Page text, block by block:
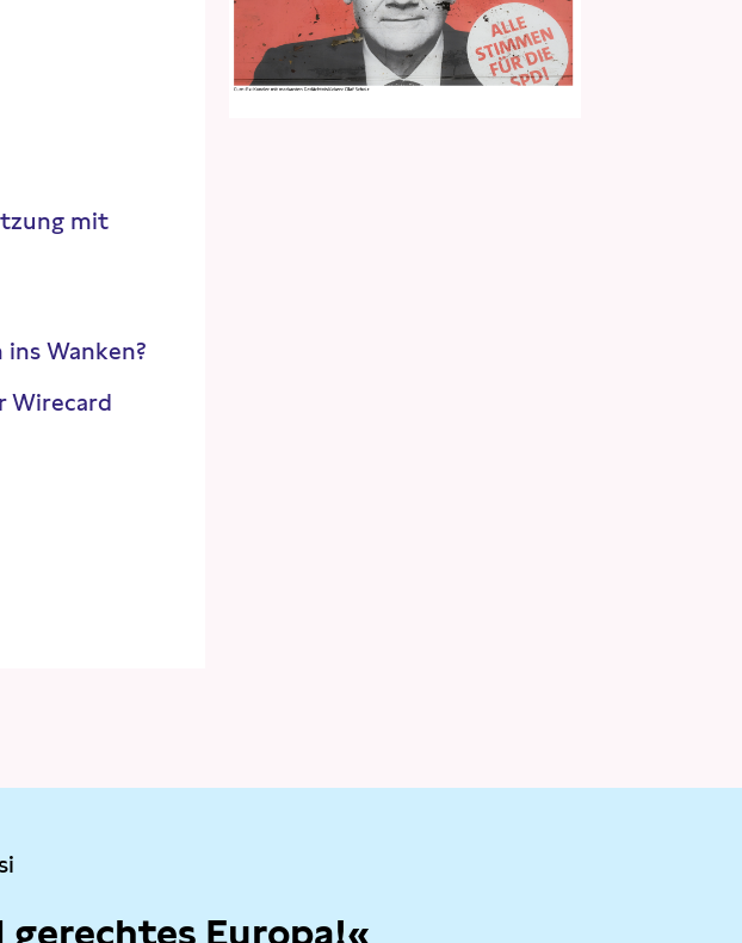
mit
ins Wanken?
Wirecard
Europa!«